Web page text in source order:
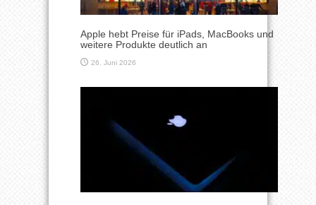
Apple hebt Preise für iPads, MacBooks und
weitere Produkte deutlich an
26. Juni 2026